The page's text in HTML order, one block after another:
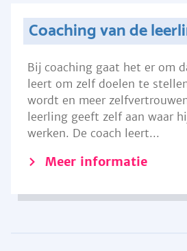
Coaching van de
Bij coaching gaat het er om
leert om zelf doelen te
wordt en meer
leerling geeft zelf aan waar
werken. De coach leert...
Meer informatie